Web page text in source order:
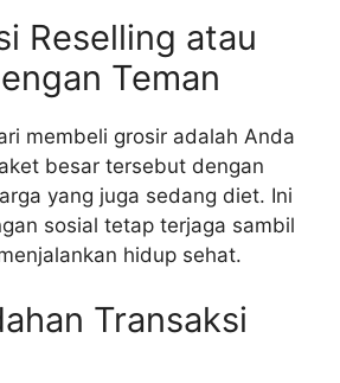
Reselling atau
Teman
membeli grosir adalah Anda
besar tersebut dengan
yang juga sedang diet. Ini
sosial tetap terjaga sambil
hidup sehat.
Transaksi